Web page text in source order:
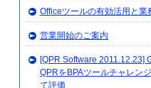
Officeツールの有効活用と業
営業開始のご案内
[QPR Software 2011.12.23]
QPRをBPAツールチャレン
て評価